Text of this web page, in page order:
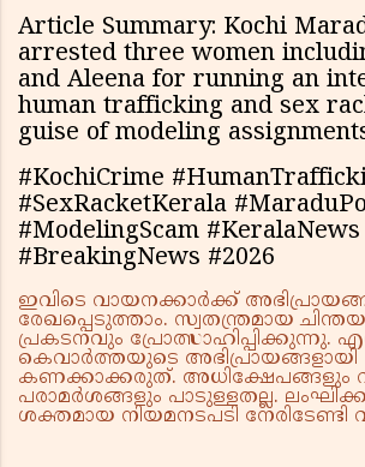
Article Summary: Kochi
arrested three women
and Aleena for running an
human trafficking and sex
guise of modeling
#KochiCrime
#SexRacketKerala
#ModelingScam #KeralaNews
#BreakingNews #2026
ഇവിടെ വായനക്കാർക്ക്
രേഖപ്പെടുത്താം. സ്വതന്ത്രമായ
പ്രകടനവും പ്രോത്സാഹിപ്പിക്കുന്നു.
കെവാർത്തയുടെ അഭിപ്രായങ്ങളായി
കണക്കാക്കരുത്. അധിക്ഷേപങ്ങളും
പരാമർശങ്ങളും പാടുള്ളതല്ല.
ശക്തമായ നിയമനടപടി നേരിടേണ്ടി